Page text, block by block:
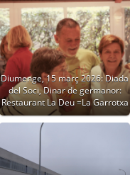
Diumenge, 15 març 2026: Diada
del Soci, Dinar de germanor:
Restaurant La Deu =La Garrotxa